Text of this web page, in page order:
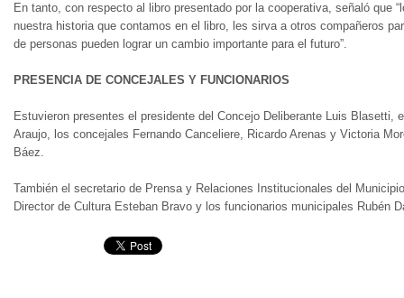
En tanto, con respecto al libro presentado por la cooperativa, señaló que
nuestra historia que contamos en el libro, les sirva a otros compañeros
de personas pueden lograr un cambio importante para el futuro”.
PRESENCIA DE CONCEJALES Y FUNCIONARIOS
Estuvieron presentes el presidente del Concejo Deliberante Luis Blasetti,
Araujo, los concejales Fernando Canceliere, Ricardo Arenas y Victoria
Báez.
También el secretario de Prensa y Relaciones Institucionales del
Director de Cultura Esteban Bravo y los funcionarios municipales Rubén